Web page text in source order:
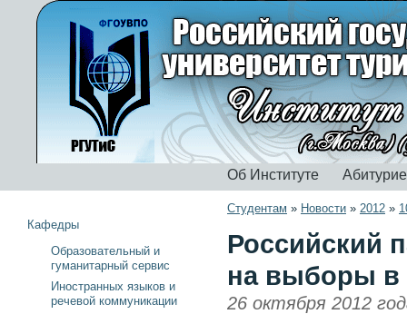
Об Институте
Студентам » Новости » 2012 »
Российский
на выборы в
26 октября 2012
Кафедры
Образовательный и
гуманитарный сервис
Иностранных языков и
речевой коммуникации